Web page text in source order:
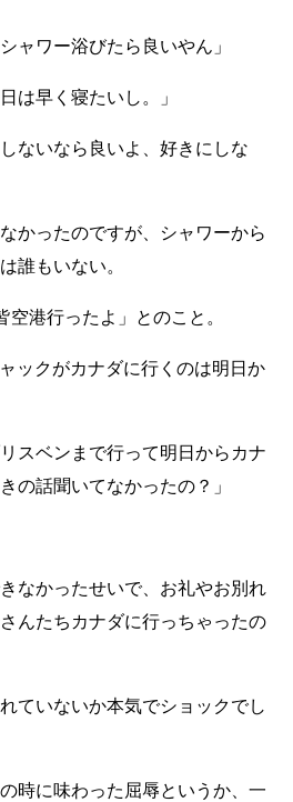
ャワー浴びたら良いやん」
は早く寝たいし。」
ないなら良いよ、好きにしな
かったのですが、シャワーから
誰もいない。
空港行ったよ」とのこと。
ックがカナダに行くのは明日か
スベンまで行って明日からカナ
の話聞いてなかったの？」
なかったせいで、お礼やお別れ
んたちカナダに行っちゃったの
ていないか本気でショックでし
時に味わった屈辱というか、一